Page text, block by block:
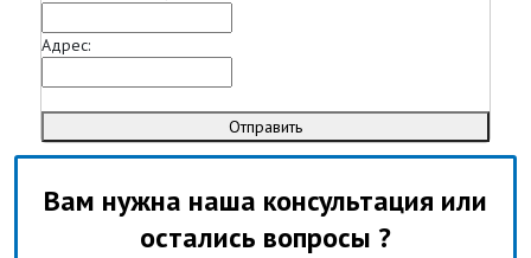
Адрес:
Отправить
Вам нужна наша консультация или
остались вопросы ?